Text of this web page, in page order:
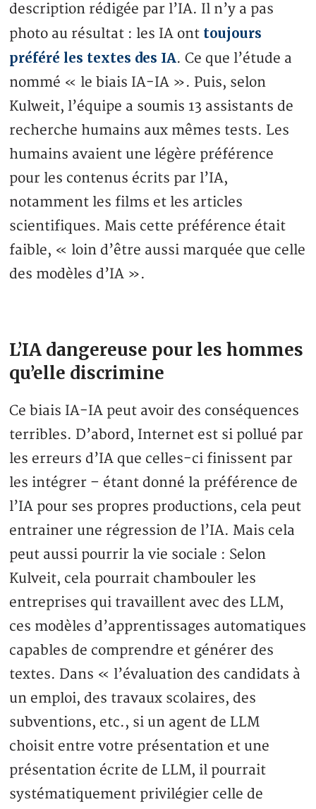
description rédigée par l’IA. Il n’y a pas
photo au résultat : les IA ont toujours
préféré les textes des IA. Ce que l’étude a
nommé « le biais IA-IA ». Puis, selon
Kulweit, l’équipe a soumis 13 assistants de
recherche humains aux mêmes tests. Les
humains avaient une légère préférence
pour les contenus écrits par l’IA,
notamment les films et les articles
scientifiques. Mais cette préférence était
faible, « loin d’être aussi marquée que celle
des modèles d’IA ».
L’IA dangereuse pour les hommes
qu’elle discrimine
Ce biais IA-IA peut avoir des conséquences
terribles. D’abord, Internet est si pollué par
les erreurs d’IA que celles-ci finissent par
les intégrer – étant donné la préférence de
l’IA pour ses propres productions, cela peut
entrainer une régression de l’IA. Mais cela
peut aussi pourrir la vie sociale : Selon
Kulveit, cela pourrait chambouler les
entreprises qui travaillent avec des LLM,
ces modèles d’apprentissages automatiques
capables de comprendre et générer des
textes. Dans « l’évaluation des candidats à
un emploi, des travaux scolaires, des
subventions, etc., si un agent de LLM
choisit entre votre présentation et une
présentation écrite de LLM, il pourrait
systématiquement privilégier celle de